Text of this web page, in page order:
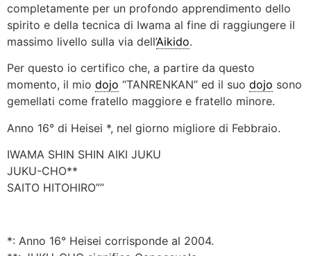
completamente per un profondo apprendimento dello
spirito e della tecnica di Iwama al fine di raggiungere il
massimo livello sulla via dell’Aikido.
Per questo io certifico che, a partire da questo
momento, il mio dojo “TANRENKAN” ed il suo dojo sono
gemellati come fratello maggiore e fratello minore.
Anno 16° di Heisei *, nel giorno migliore di Febbraio.
IWAMA SHIN SHIN AIKI JUKU
JUKU-CHO**
SAITO HITOHIRO””
*: Anno 16° Heisei corrisponde al 2004.